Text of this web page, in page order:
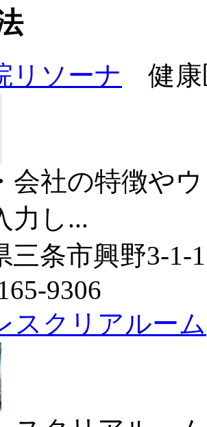
リソーナ 健康
会社の特徴や
力し...
三条市興野3-1-
9306
スクリアルーム